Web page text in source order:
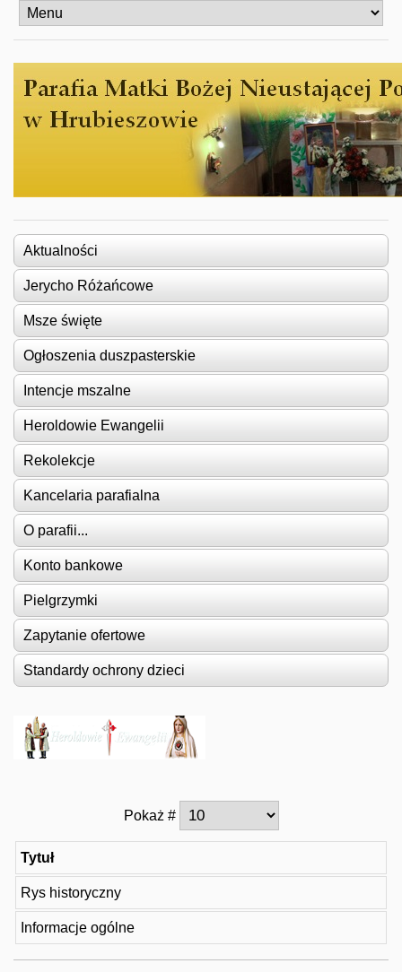
Aktualności
Jerycho Różańcowe
Msze święte
Ogłoszenia duszpasterskie
Intencje mszalne
Heroldowie Ewangelii
Rekolekcje
Kancelaria parafialna
O parafii...
Konto bankowe
Pielgrzymki
Zapytanie ofertowe
Standardy ochrony dzieci
Pokaż #
Tytuł
Rys historyczny
Informacje ogólne